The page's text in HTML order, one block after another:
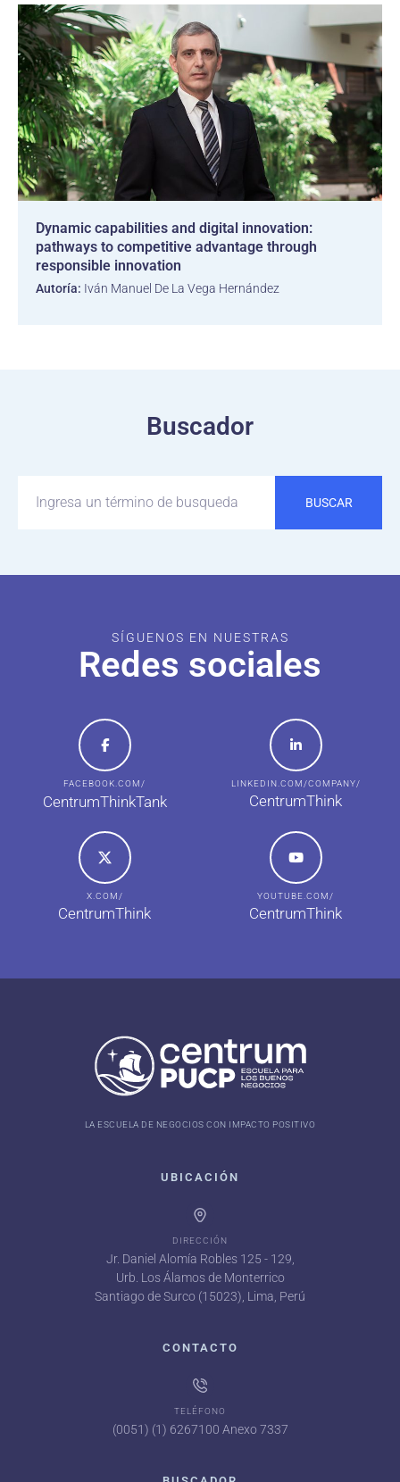
Dynamic capabilities and digital innovation:
pathways to competitive advantage through
responsible innovation
Autoría: Iván Manuel De La Vega Hernández
Buscador
BUSCAR
SÍGUENOS EN NUESTRAS
Redes sociales
FACEBOOK.COM/
CentrumThinkTank
LINKEDIN.COM/COMPANY/
CentrumThink
X.COM/
CentrumThink
YOUTUBE.COM/
CentrumThink
LA ESCUELA DE NEGOCIOS CON IMPACTO POSITIVO
UBICACIÓN
DIRECCIÓN
Jr. Daniel Alomía Robles 125 - 129,
Urb. Los Álamos de Monterrico
Santiago de Surco (15023), Lima, Perú
CONTACTO
TELÉFONO
(0051) (1) 6267100 Anexo 7337